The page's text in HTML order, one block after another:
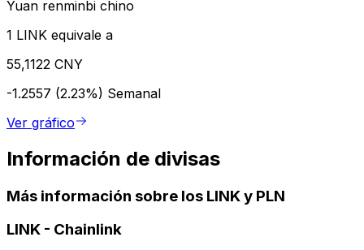
Yuan renminbi chino
1 LINK equivale a
55,1122 CNY
-1.2557 (2.23%) Semanal
Ver gráfico
Información de divisas
Más información sobre los LINK y PLN
LINK - Chainlink